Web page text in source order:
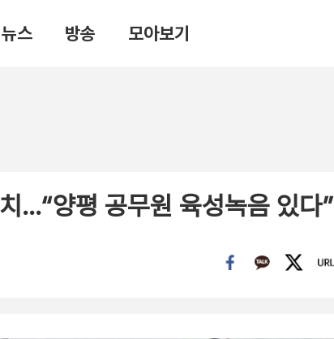
뉴스 방송 모아보기
…“양평 공무원 육성녹음 있다”